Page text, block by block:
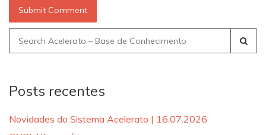
Search
for:
Posts recentes
Novidades do Sistema Acelerato | 16.07.2026